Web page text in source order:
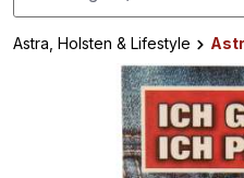
Astra, Holsten & Lifestyle
Bildergalerie überspringen